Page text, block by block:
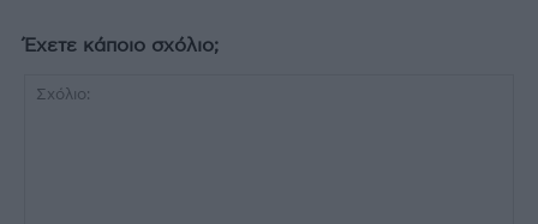
Έχετε κάποιο σχόλιο;